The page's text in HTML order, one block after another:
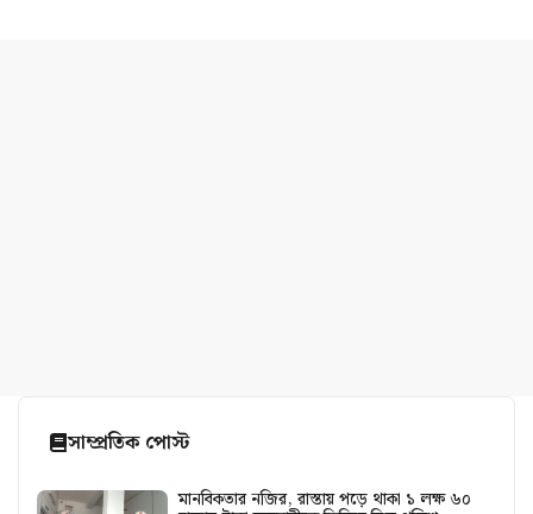
সাম্প্রতিক পোস্ট
মানবিকতার নজির, রাস্তায় পড়ে থাকা ১ লক্ষ ৬০